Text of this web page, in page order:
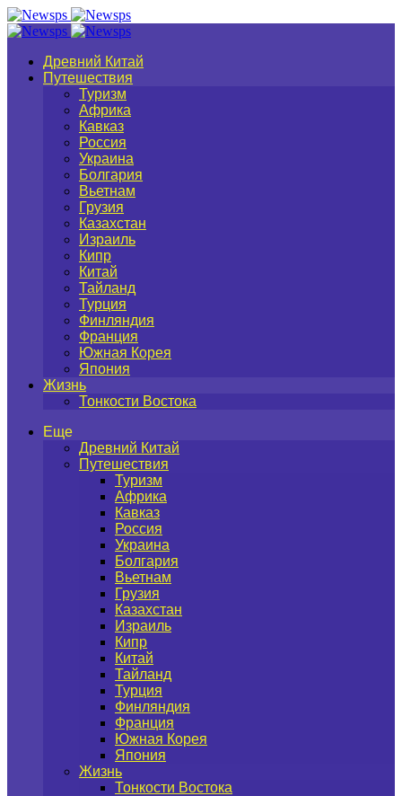
Древний Китай
Путешествия
Туризм
Африка
Кавказ
Россия
Украина
Болгария
Вьетнам
Грузия
Казахстан
Израиль
Кипр
Китай
Тайланд
Турция
Финляндия
Франция
Южная Корея
Япония
Жизнь
Тонкости Востока
Еще
Древний Китай
Путешествия
Туризм
Африка
Кавказ
Россия
Украина
Болгария
Вьетнам
Грузия
Казахстан
Израиль
Кипр
Китай
Тайланд
Турция
Финляндия
Франция
Южная Корея
Япония
Жизнь
Тонкости Востока